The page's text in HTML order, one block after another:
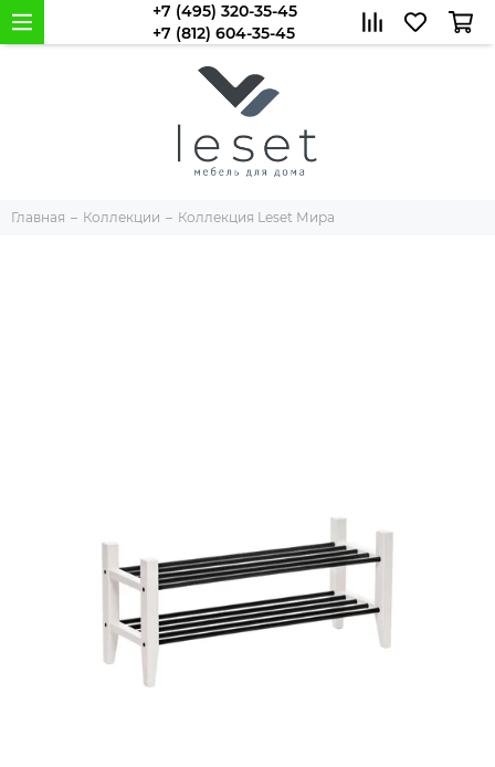
+7 (495) 320-35-45
+7 (812) 604-35-45
Главная Коллекции Коллекция Leset Мира